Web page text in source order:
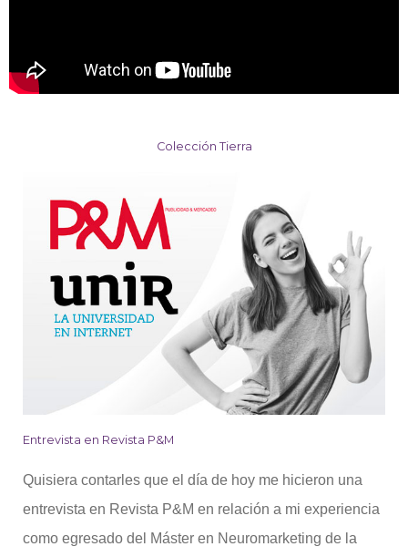
Colección Tierra
Entrevista en Revista P&M
Quisiera contarles que el día de hoy me hicieron una
entrevista en Revista P&M en relación a mi experiencia
como egresado del Máster en Neuromarketing de la
Entrevista
en
Revista